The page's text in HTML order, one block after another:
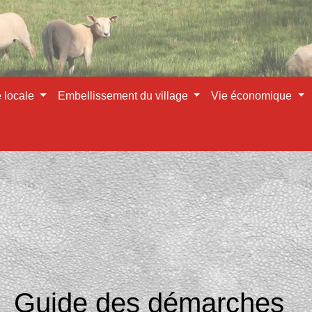
locale Embellissement du village Vie économique
Guide des démarches